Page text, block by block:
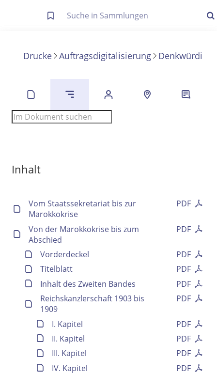
Die letzte Trefferliste besteht aus Ihrer letzten Suche, samt
Anzeigen
Zuletzt gesucht
Drucke Auftragsdigitalisierung
Inhalt
PDF
Vom Staatssekretariat bis zur
Marokkokrise
PDF
Von der Marokkokrise bis zum
Abschied
PDF
Vorderdeckel
PDF
Titelblatt
PDF
Inhalt des Zweiten Bandes
PDF
Reichskanzlerschaft 1903 bis
1909
PDF
I. Kapitel
PDF
II. Kapitel
PDF
III. Kapitel
PDF
IV. Kapitel